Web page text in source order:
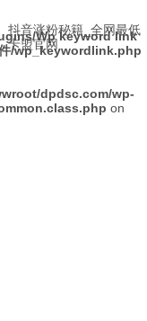
Wp keyword link
件/wp_keywordlink.php
dpdsc.com/wp-
on
抖音涨粉秘籍_全网最低
卡盟官网